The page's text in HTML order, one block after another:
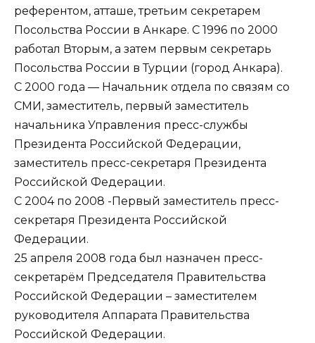
референтом, атташе, третьим секретарем
Посольства России в Анкаре. С 1996 по 2000
работал Вторым, а затем первым секретарь
Посольства России в Турции (город Анкара).
С 2000 года — Начальник отдела по связям со
СМИ, заместитель, первый заместитель
начальника Управления пресс-службы
Президента Российской Федерации,
заместитель пресс-секретаря Президента
Российской Федерации.
С 2004 по 2008 -Первый заместитель пресс-
секретаря Президента Российской
Федерации.
25 апреля 2008 года был назначен пресс-
секретарём Председателя Правительства
Российской Федерации – заместителем
руководителя Аппарата Правительства
Российской Федерации.